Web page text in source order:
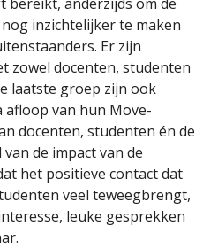
inzichtelijker te maken
Er zijn
zowel docenten, studenten
laatste groep zijn ook
van hun Move-
docenten, studenten én de
de impact van de
het positieve contact dat
veel teweegbrengt,
leuke gesprekken